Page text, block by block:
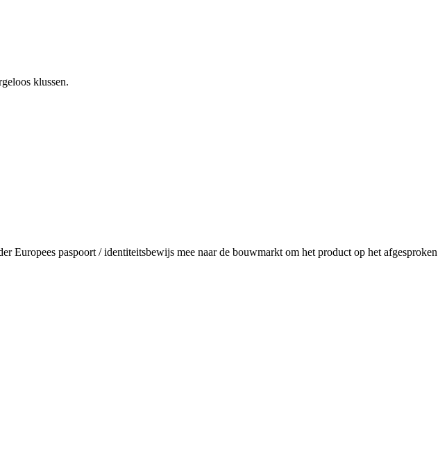
klussen.
Europees paspoort / identiteitsbewijs mee naar de bouwmarkt om het product op het afgesproken